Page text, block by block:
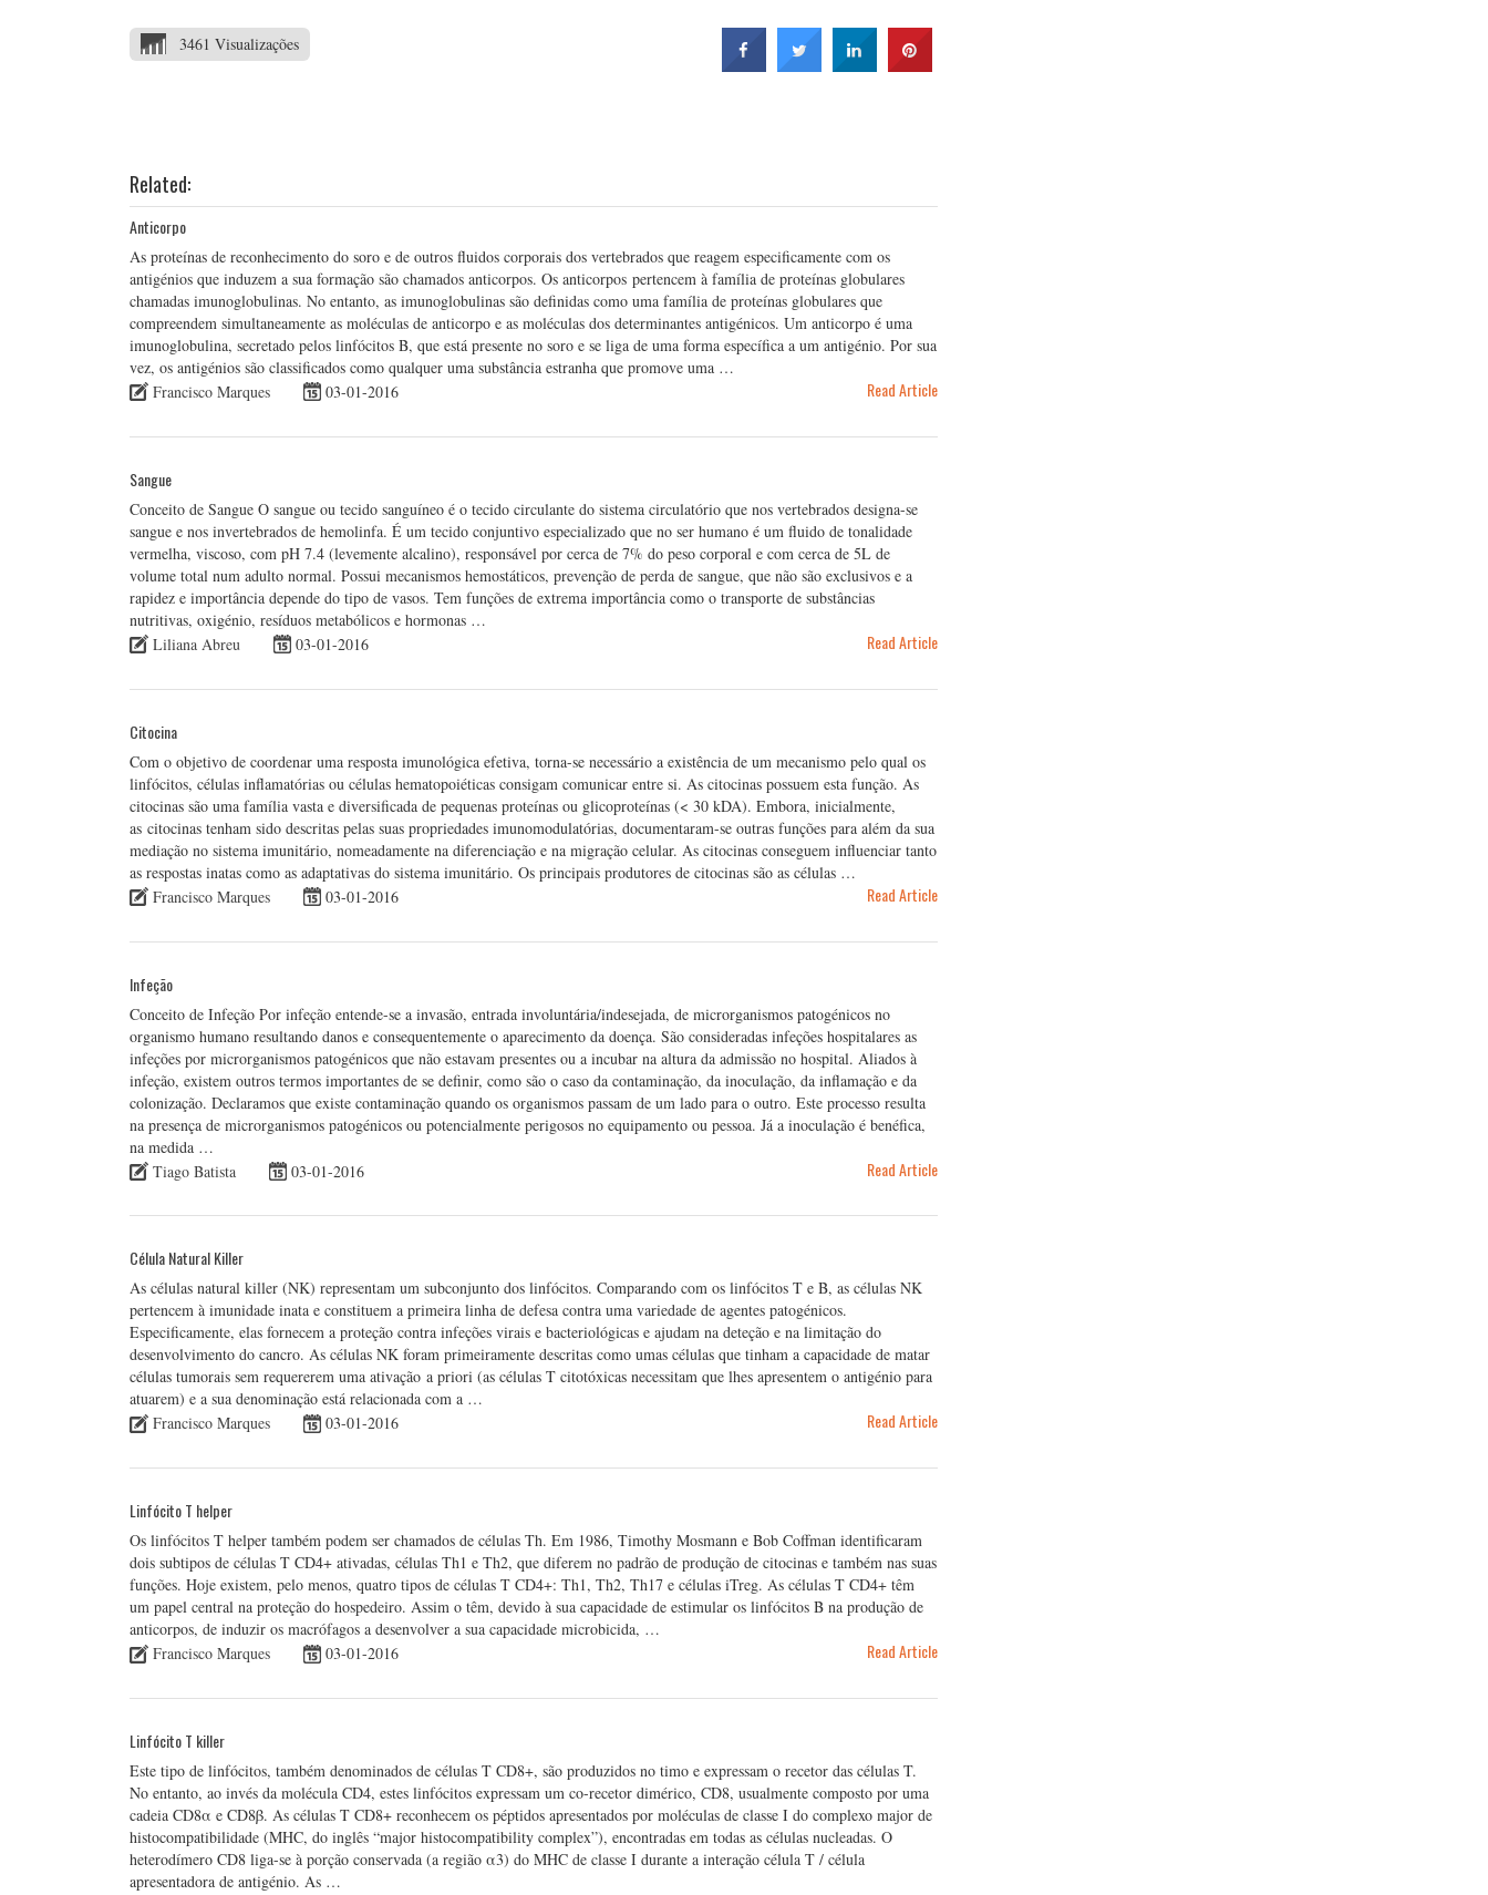
3461 Visualizações
Related:
Anticorpo
As proteínas de reconhecimento do soro e de outros fluidos corporais dos vertebrados que reagem especificamente com os
antigénios que induzem a sua formação são chamados anticorpos. Os anticorpos pertencem à família de proteínas globulares
chamadas imunoglobulinas. No entanto, as imunoglobulinas são definidas como uma família de proteínas globulares que
compreendem simultaneamente as moléculas de anticorpo e as moléculas dos determinantes antigénicos. Um anticorpo é uma
imunoglobulina, secretado pelos linfócitos B, que está presente no soro e se liga de uma forma específica a um antigénio. Por sua
vez, os antigénios são classificados como qualquer uma substância estranha que promove uma …
Francisco Marques
03-01-2016 Read Article
Sangue
Conceito de Sangue O sangue ou tecido sanguíneo é o tecido circulante do sistema circulatório que nos vertebrados designa-se
sangue e nos invertebrados de hemolinfa. É um tecido conjuntivo especializado que no ser humano é um fluido de tonalidade
vermelha, viscoso, com pH 7.4 (levemente alcalino), responsável por cerca de 7% do peso corporal e com cerca de 5L de
volume total num adulto normal. Possui mecanismos hemostáticos, prevenção de perda de sangue, que não são exclusivos e a
rapidez e importância depende do tipo de vasos. Tem funções de extrema importância como o transporte de substâncias
nutritivas, oxigénio, resíduos metabólicos e hormonas …
Liliana Abreu
03-01-2016 Read Article
Citocina
Com o objetivo de coordenar uma resposta imunológica efetiva, torna-se necessário a existência de um mecanismo pelo qual os
linfócitos, células inflamatórias ou células hematopoiéticas consigam comunicar entre si. As citocinas possuem esta função. As
citocinas são uma família vasta e diversificada de pequenas proteínas ou glicoproteínas (< 30 kDA). Embora, inicialmente,
as citocinas tenham sido descritas pelas suas propriedades imunomodulatórias, documentaram-se outras funções para além da sua
mediação no sistema imunitário, nomeadamente na diferenciação e na migração celular. As citocinas conseguem influenciar tanto
as respostas inatas como as adaptativas do sistema imunitário. Os principais produtores de citocinas são as células …
Francisco Marques
03-01-2016 Read Article
Infeção
Conceito de Infeção Por infeção entende-se a invasão, entrada involuntária/indesejada, de microrganismos patogénicos no
organismo humano resultando danos e consequentemente o aparecimento da doença. São consideradas infeções hospitalares as
infeções por microrganismos patogénicos que não estavam presentes ou a incubar na altura da admissão no hospital. Aliados à
infeção, existem outros termos importantes de se definir, como são o caso da contaminação, da inoculação, da inflamação e da
colonização. Declaramos que existe contaminação quando os organismos passam de um lado para o outro. Este processo resulta
na presença de microrganismos patogénicos ou potencialmente perigosos no equipamento ou pessoa. Já a inoculação é benéfica,
na medida …
Tiago Batista
03-01-2016 Read Article
Célula Natural Killer
As células natural killer (NK) representam um subconjunto dos linfócitos. Comparando com os linfócitos T e B, as células NK
pertencem à imunidade inata e constituem a primeira linha de defesa contra uma variedade de agentes patogénicos.
Especificamente, elas fornecem a proteção contra infeções virais e bacteriológicas e ajudam na deteção e na limitação do
desenvolvimento do cancro. As células NK foram primeiramente descritas como umas células que tinham a capacidade de matar
células tumorais sem requererem uma ativação a priori (as células T citotóxicas necessitam que lhes apresentem o antigénio para
atuarem) e a sua denominação está relacionada com a …
Francisco Marques
03-01-2016 Read Article
Linfócito T helper
Os linfócitos T helper também podem ser chamados de células Th. Em 1986, Timothy Mosmann e Bob Coffman identificaram
dois subtipos de células T CD4+ ativadas, células Th1 e Th2, que diferem no padrão de produção de citocinas e também nas suas
funções. Hoje existem, pelo menos, quatro tipos de células T CD4+: Th1, Th2, Th17 e células iTreg. As células T CD4+ têm
um papel central na proteção do hospedeiro. Assim o têm, devido à sua capacidade de estimular os linfócitos B na produção de
anticorpos, de induzir os macrófagos a desenvolver a sua capacidade microbicida, …
Francisco Marques
03-01-2016 Read Article
Linfócito T killer
Este tipo de linfócitos, também denominados de células T CD8+, são produzidos no timo e expressam o recetor das células T.
No entanto, ao invés da molécula CD4, estes linfócitos expressam um co-recetor dimérico, CD8, usualmente composto por uma
cadeia CD8α e CD8β. As células T CD8+ reconhecem os péptidos apresentados por moléculas de classe I do complexo major de
histocompatibilidade (MHC, do inglês “major histocompatibility complex”), encontradas em todas as células nucleadas. O
heterodímero CD8 liga-se à porção conservada (a região α3) do MHC de classe I durante a interação célula T / célula
apresentadora de antigénio. As …